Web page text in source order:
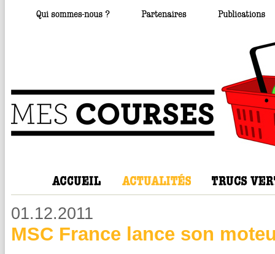
01.12.2011
MSC France lance son